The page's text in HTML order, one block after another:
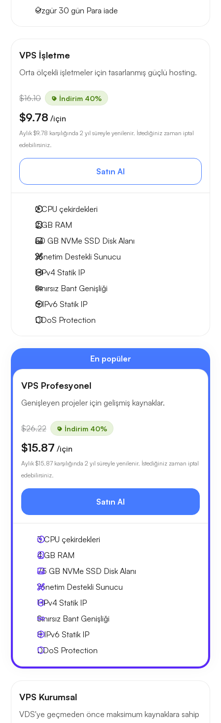
Özgür 30 gün Para iade
VPS İşletme
Orta ölçekli işletmeler için tasarlanmış güçlü hosting.
$16.10 İndirim 40%
$9.78 /için
Aylık $9.78 karşılığında 2 yıl süreyle yenilenir. İstediğiniz zaman iptal
edebilirsiniz.
Satın Al
2CPU çekirdekleri
2 GB RAM
50 GB NVMe SSD Disk Alanı
Yönetim Destekli Sunucu
1 IPv4 Statik IP
Sınırsız Bant Genişliği
6 IPv6 Statik IP
DDoS Protection
En popüler
VPS Profesyonel
Genişleyen projeler için gelişmiş kaynaklar.
$26.22 İndirim 40%
$15.87 /için
Aylık $15.87 karşılığında 2 yıl süreyle yenilenir. İstediğiniz zaman iptal
edebilirsiniz.
Satın Al
3CPU çekirdekleri
4 GB RAM
75 GB NVMe SSD Disk Alanı
Yönetim Destekli Sunucu
1 IPv4 Statik IP
Sınırsız Bant Genişliği
8 IPv6 Statik IP
DDoS Protection
VPS Kurumsal
VDS'ye geçmeden önce maksimum kaynaklara sahip